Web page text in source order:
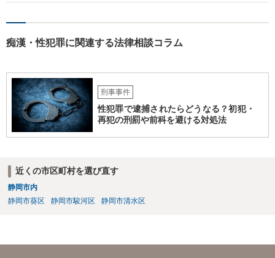
えます。 すでに成人している以上、ホテル側が訝しく思って連絡をす
痴漢・性犯罪に関連する法律相談コラム
刑事事件
性犯罪で逮捕されたらどうなる？初犯・
再犯の刑罰や前科を避ける対処法
近くの市区町村を選び直す
静岡市内
静岡市葵区
静岡市駿河区 静岡市清水区